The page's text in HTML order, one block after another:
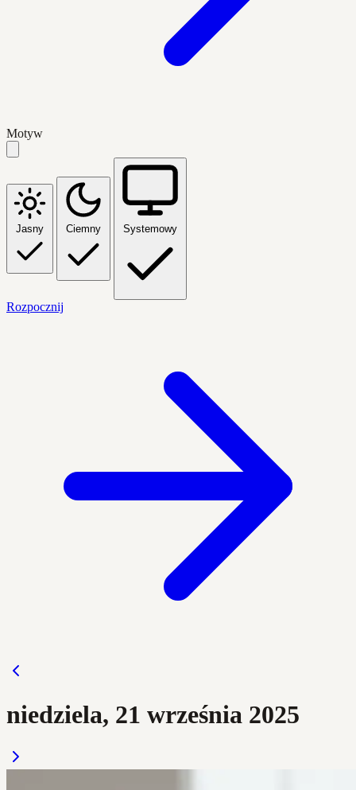
Motyw
Jasny Ciemny Systemowy
Rozpocznij
niedziela, 21 września 2025